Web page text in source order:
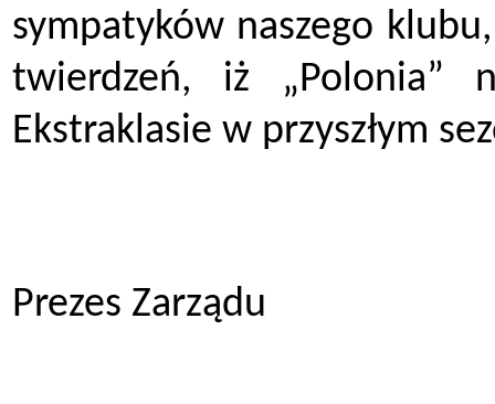
sympatyków naszego
twierdzeń, iż
Ekstraklasie w przyszłym
Prezes Zarządu